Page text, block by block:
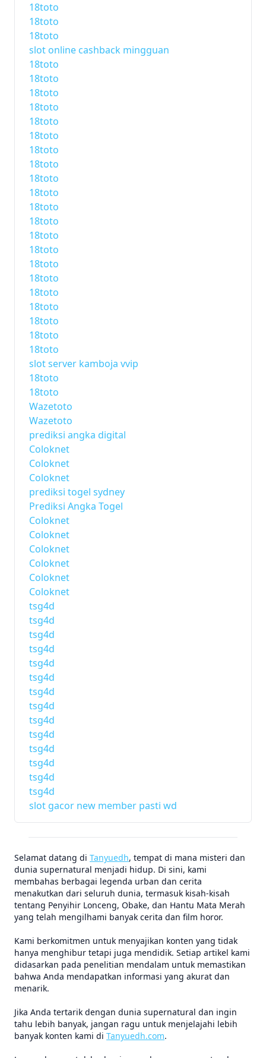
18toto
18toto
18toto
slot online cashback mingguan
18toto
18toto
18toto
18toto
18toto
18toto
18toto
18toto
18toto
18toto
18toto
18toto
18toto
18toto
18toto
18toto
18toto
18toto
18toto
18toto
18toto
slot server kamboja vvip
18toto
18toto
Wazetoto
Wazetoto
prediksi angka digital
Coloknet
Coloknet
Coloknet
prediksi togel sydney
Prediksi Angka Togel
Coloknet
Coloknet
Coloknet
Coloknet
Coloknet
Coloknet
tsg4d
tsg4d
tsg4d
tsg4d
tsg4d
tsg4d
tsg4d
tsg4d
tsg4d
tsg4d
tsg4d
tsg4d
tsg4d
tsg4d
slot gacor new member pasti wd
Selamat datang di Tanyuedh, tempat di mana misteri dan
dunia supernatural menjadi hidup. Di sini, kami
membahas berbagai legenda urban dan cerita
menakutkan dari seluruh dunia, termasuk kisah-kisah
tentang Penyihir Lonceng, Obake, dan Hantu Mata Merah
yang telah mengilhami banyak cerita dan film horor.
Kami berkomitmen untuk menyajikan konten yang tidak
hanya menghibur tetapi juga mendidik. Setiap artikel kami
didasarkan pada penelitian mendalam untuk memastikan
bahwa Anda mendapatkan informasi yang akurat dan
menarik.
Jika Anda tertarik dengan dunia supernatural dan ingin
tahu lebih banyak, jangan ragu untuk menjelajahi lebih
banyak konten kami di Tanyuedh.com.